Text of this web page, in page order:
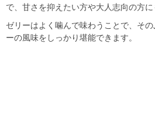
で、甘さを抑えたい方や大人志向の方に
ゼリーはよく噛んで味わうことで、そ
ーの風味をしっかり堪能できます。